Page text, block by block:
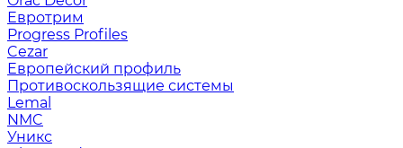
Евротрим
Progress Profiles
Cezar
Европейский профиль
Противоскользящие системы
Lemal
NMC
Уникс